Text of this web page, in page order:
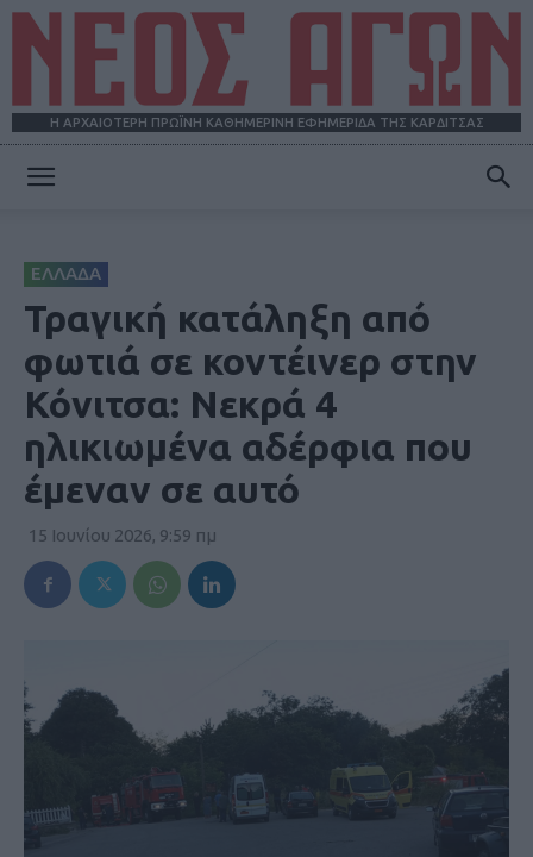
Η ΑΡΧΑΙΟΤΕΡΗ ΠΡΩΪΝΗ ΚΑΘΗΜΕΡΙΝΗ ΕΦΗΜΕΡΙΔΑ ΤΗΣ ΚΑΡΔΙΤΣΑΣ
ΕΛΛΑΔΑ
Τραγική κατάληξη από
φωτιά σε κοντέινερ στην
Κόνιτσα: Νεκρά 4
ηλικιωμένα αδέρφια που
έμεναν σε αυτό
15 Ιουνίου 2026, 9:59 πμ